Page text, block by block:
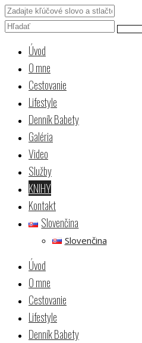
Úvod
O mne
Cestovanie
Lifestyle
Denník Babety
Galéria
Video
Služby
KNIHY
Kontakt
Slovenčina
Slovenčina
Úvod
O mne
Cestovanie
Lifestyle
Denník Babety